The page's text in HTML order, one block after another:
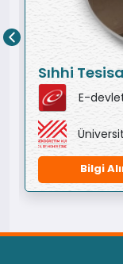
Sıhhi
E-
Bilgi